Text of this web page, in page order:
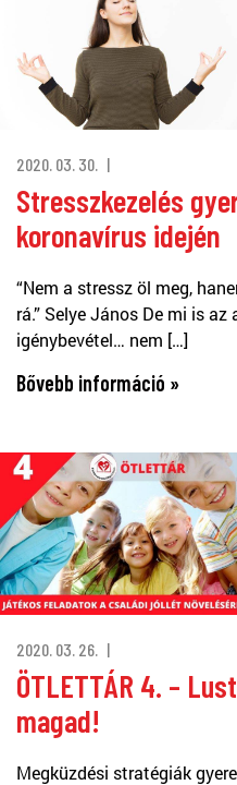
2020. 03. 30.
Stresszkezelés
koronavírus idején
“Nem a stressz öl meg,
rá.” Selye János De mi is
igénybevétel… nem […]
Bővebb információ »
2020. 03. 26.
ÖTLETTÁR 4. –
magad!
Megküzdési stratégiák